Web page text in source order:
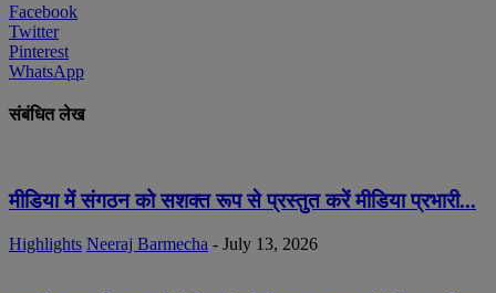
Facebook
Twitter
Pinterest
WhatsApp
संबंधित लेख
मीडिया में संगठन को सशक्त रूप से प्रस्तुत करें मीडिया प्रभारी...
Highlights Neeraj Barmecha - July 13, 2026